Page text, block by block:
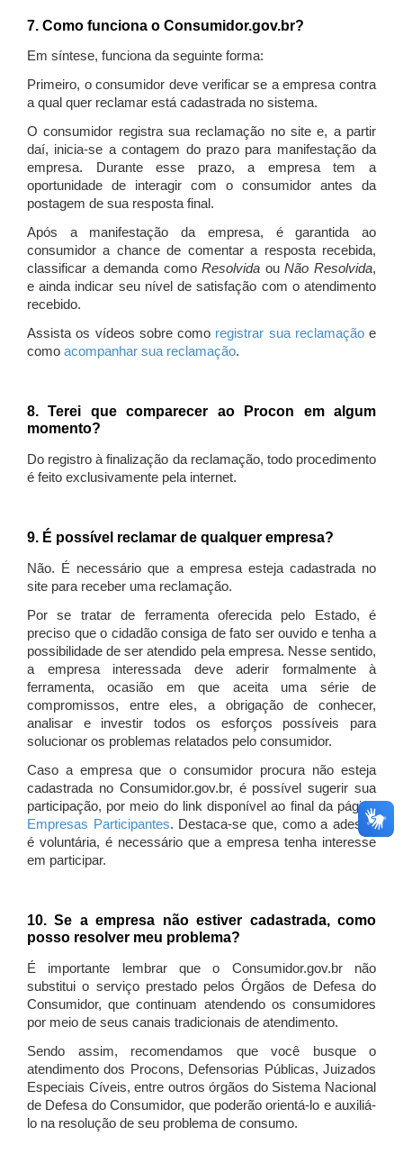
7. Como funciona o Consumidor.gov.br?
Em síntese, funciona da seguinte forma:
Primeiro, o consumidor deve verificar se a empresa contra
a qual quer reclamar está cadastrada no sistema.
O consumidor registra sua reclamação no site e, a partir
daí, inicia-se a contagem do prazo para manifestação da
empresa. Durante esse prazo, a empresa tem a
oportunidade de interagir com o consumidor antes da
postagem de sua resposta final.
Após a manifestação da empresa, é garantida ao
consumidor a chance de comentar a resposta recebida,
classificar a demanda comoResolvida ouNão Resolvida,
e ainda indicar seu nível de satisfação com o atendimento
recebido.
Assista os vídeos sobre como registrar sua reclamaçãoe
como acompanhar sua reclamação.
8. Terei que comparecer ao Procon em algum
momento?
Do registro à finalização da reclamação, todo procedimento
é feito exclusivamente pela internet.
9. É possível reclamar de qualquer empresa?
Não. É necessário que a empresa esteja cadastrada no
site para receber uma reclamação.
Por se tratar de ferramenta oferecida pelo Estado, é
preciso que o cidadão consiga de fato ser ouvido e tenha a
possibilidade de ser atendido pela empresa. Nesse sentido,
a empresa interessada deve aderir formalmente à
ferramenta, ocasião em que aceita uma série de
compromissos, entre eles, a obrigação de conhecer,
analisar e investir todos os esforços possíveis para
solucionar os problemas relatados pelo consumidor.
Caso a empresa que o consumidor procura não esteja
cadastrada no Consumidor.gov.br, é possível sugerir sua
participação, por meio do link disponível ao final da página
Empresas Participantes. Destaca-se que, como a adesão
é voluntária, é necessário que a empresa tenha interesse
em participar.
10. Se a empresa não estiver cadastrada, como
posso resolver meu problema?
É importante lembrar que o Consumidor.gov.br não
substitui o serviço prestado pelos Órgãos de Defesa do
Consumidor, que continuam atendendo os consumidores
por meio de seus canais tradicionais de atendimento.
Sendo assim, recomendamos que você busque o
atendimento dos Procons, Defensorias Públicas, Juizados
Especiais Cíveis, entre outros órgãos do Sistema Nacional
de Defesa do Consumidor, que poderão orientá-lo e auxiliá-
lo na resolução de seu problema de consumo.